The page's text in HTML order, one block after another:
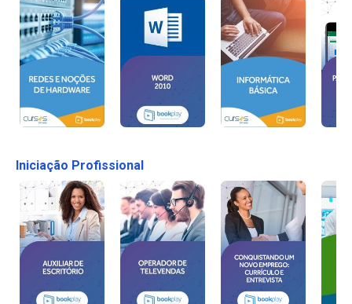
Iniciação Profissional